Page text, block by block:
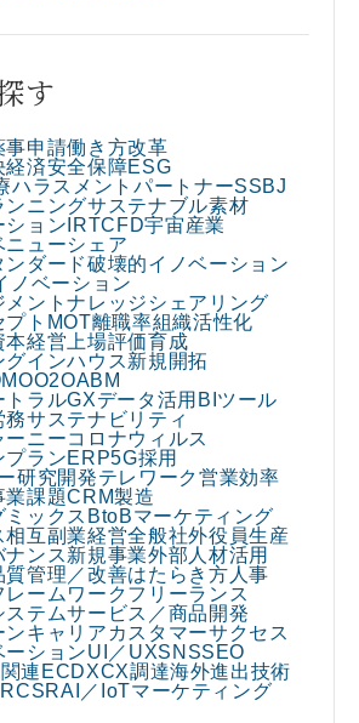
す
事申請働き方改革
経済安全保障ESG
ハラスメント パートナーSSBJ
ンニングサステナブル素材
ション IRTCFD宇宙産業
ニューシェア
ンダード破壊的イノベーション
ノベーション
メントナレッジシェアリング
ト MOT離職率組織活性化
本経営上場評価育成
グインハウス新規開拓
O2OABM
トラルGXデータ活用 BIツール
務サステナビリティ
ーニーコロナウィルス
プランERP5G採用
研究開発テレワーク営業効率
業課題CRM製造
ックス BtoBマーケティング
相互副業経営全般社外役員生産
ナンス新規事業外部人材活用
質管理／改善はたらき方人事
レームワークフリーランス
ステムサービス／商品開発
ンキャリア カスタマーサクセス
ーションUI／UXSNSSEO
連 ECDXCX調達海外進出技術
CSRAI／IoTマーケティング